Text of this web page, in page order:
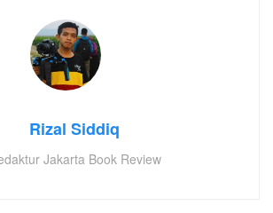
Rizal Siddiq
Jakarta Book Review